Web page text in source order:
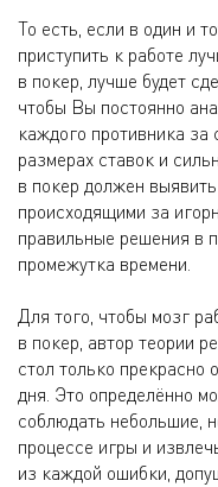
То есть, если в один и
приступить к работе
в покер, лучше будет
чтобы Вы постоянно
каждого противника за
размерах ставок и
в покер должен
происходящими за
правильные решения в
промежутка времени.
Для того, чтобы мозг
в покер, автор теории
стол только прекрасно
дня. Это определённо
соблюдать небольшие,
процессе игры и
из каждой ошибки,